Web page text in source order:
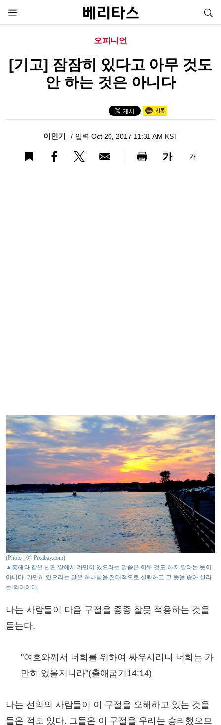
오피니언
[기고] 잠잠히 있다고 아무 것도
안 하는 것은 아니다
이인기 입력 Oct 20, 2017 11:31 AM KST
가 가
(Photo : ⓒ Pixabay.com)
▲홍해와 같은 난관 앞에서 가만히 있으라는 말씀은 아무 것도 하지 말라는 뜻이
아니다. 가만히 있으라는 말은 하나님을 절대적으로 신뢰하고 그 뜻을 좇아 살라
는 의미이다.
나는 사람들이 다음 구절을 종종 잘못 적용하는 것을
듣는다.
"여호와께서 너희를 위하여 싸우시리니 너희는 가
만히 있을지니라"(출애굽기14:14)
나는 선의의 사람들이 이 구절을 오해하고 있는 것을
들은 적도 있다. 그들은 이 구절을 우리는 승리했으므